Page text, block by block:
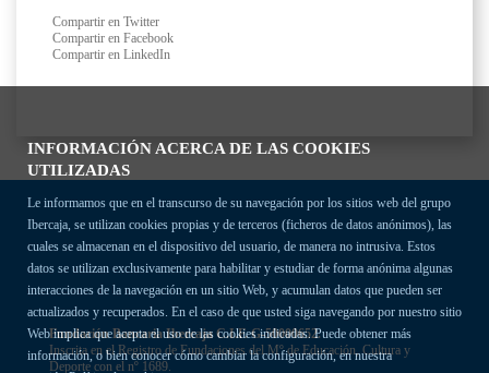
INFORMACIÓN ACERCA DE LAS COOKIES
UTILIZADAS
Le informamos que en el transcurso de su navegación por los sitios web del grupo
Ibercaja, se utilizan cookies propias y de terceros (ficheros de datos anónimos), las
cuales se almacenan en el dispositivo del usuario, de manera no intrusiva. Estos
datos se utilizan exclusivamente para habilitar y estudiar de forma anónima algunas
interacciones de la navegación en un sitio Web, y acumulan datos que pueden ser
actualizados y recuperados. En el caso de que usted siga navegando por nuestro sitio
Web implica que acepta el uso de las cookies indicadas. Puede obtener más
información, o bien conocer cómo cambiar la configuración, en nuestra
Compartir en Twitter
Compartir en Facebook
Compartir en LinkedIn
Fundación Bancaria Ibercaja C.I.F. G-50000652.
Inscrita en el Registro de Fundaciones del Mº de Educación, Cultura y
Deporte con el nº 1689.